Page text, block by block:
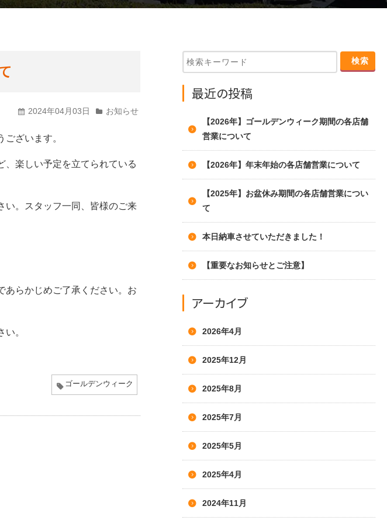
CMギャラリー
2024年04月03日 お知らせ
ざいます。
、楽しい予定を立てられている
い。スタッフ一同、皆様のご来
らかじめご了承ください。お
。
ゴールデンウィーク
最近の投稿
【2026年】ゴールデンウィーク期間の各店舗
営業について
【2026年】年末年始の各店舗営業について
【2025年】お盆休み期間の各店舗営業につい
て
本日納車させていただきました！
【重要なお知らせとご注意】
アーカイブ
2026年4月
2025年12月
2025年8月
2025年7月
2025年5月
2025年4月
2024年11月